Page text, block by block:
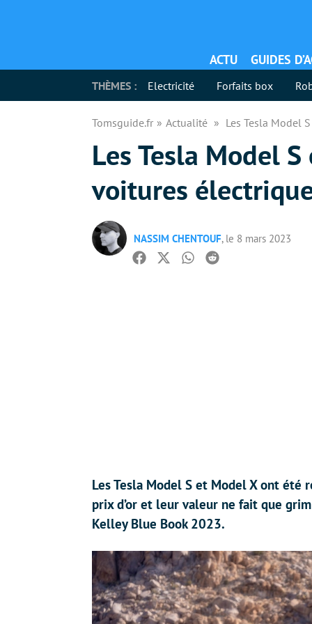
ACTU GUIDES
THÈMES : Electricité Forfaits box
Tomsguide.fr Actualité Les Tesla Model
Les Tesla Model
voitures
NASSIM CHENTOUF, le 8 mars 2023
Facebook
TwitterWhatsapp
Reddit
Les Tesla Model S et Model X ont été
prix d’or et leur valeur ne fait que
Kelley Blue Book 2023.